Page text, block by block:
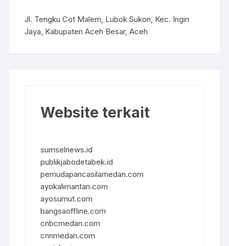
Jl. Tengku Cot Malem, Lubok Sukon, Kec. Ingin
Jaya, Kabupaten Aceh Besar, Aceh
Website terkait
sumselnews.id
publikjabodetabek.id
pemudapancasilamedan.com
ayokalimantan.com
ayosumut.com
bangsaoffline.com
cnbcmedan.com
cnnmedan.com